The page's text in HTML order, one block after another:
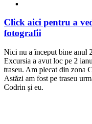
Click aici pentru a
fotografii
Nici nu a început bine anul
Excursia a avut loc pe 2
traseu. Am plecat din zona
Astăzi am fost pe traseu
Codrin și eu.